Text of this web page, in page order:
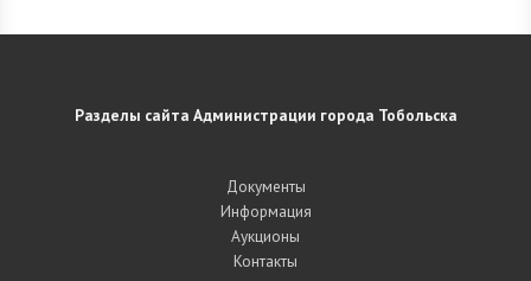
Разделы сайта Администрации города Тобольска
Документы
Информация
Аукционы
Контакты